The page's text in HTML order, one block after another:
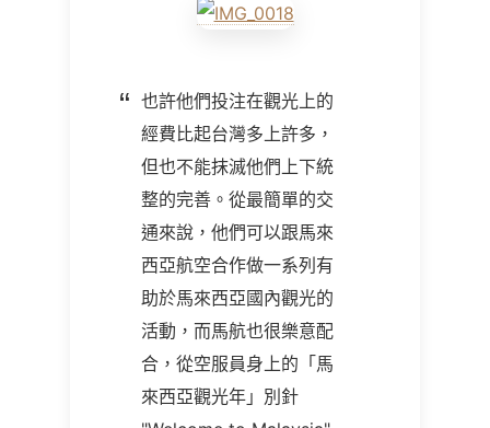
也許他們投注在觀光上的
經費比起台灣多上許多，
但也不能抹滅他們上下統
整的完善。從最簡單的交
通來說，他們可以跟馬來
西亞航空合作做一系列有
助於馬來西亞國內觀光的
活動，而馬航也很樂意配
合，從空服員身上的「馬
來西亞觀光年」別針